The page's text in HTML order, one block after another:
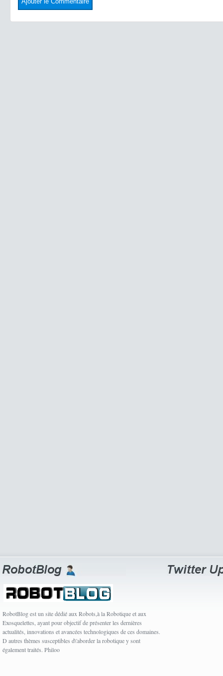
RobotBlog est un site dédié aux Robots,à la Robotique et aux
Exosquelettes, ayant pour objectif de présenter les dernières
actualités, innovations et avancées technologiques de ces domaines.
D autres thèmes susceptibles d\'aborder la robotique y sont
également traités. Philoo